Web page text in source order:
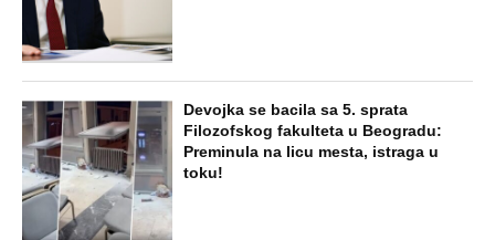
Devojka se bacila sa 5. sprata
Filozofskog fakulteta u Beogradu:
Preminula na licu mesta, istraga u
toku!